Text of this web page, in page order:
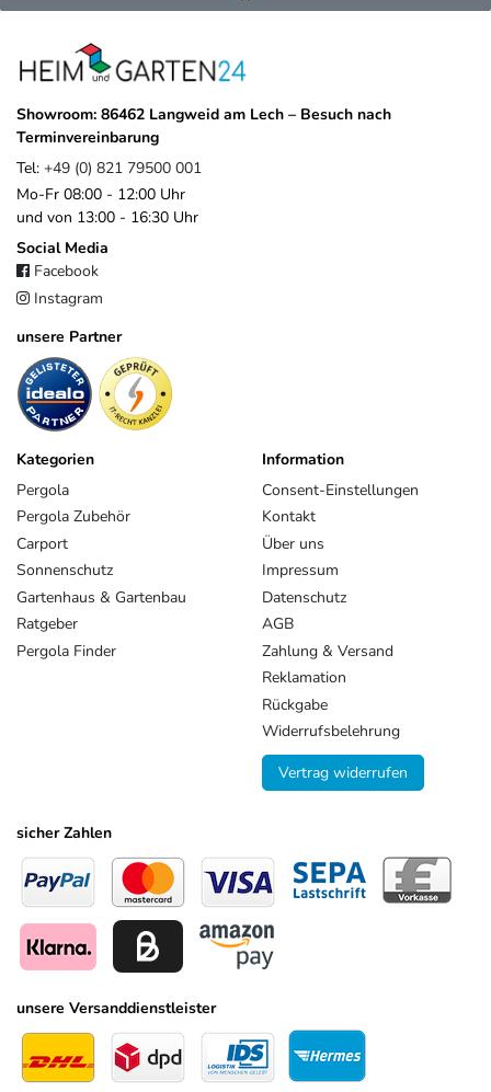
Showroom: 86462 Langweid am Lech – Besuch nach
Terminvereinbarung
Tel: +49 (0) 821 79500 001
Mo-Fr 08:00 - 12:00 Uhr
und von 13:00 - 16:30 Uhr
Social Media
Facebook
Instagram
unsere Partner
Kategorien
Pergola
Pergola Zubehör
Carport
Sonnenschutz
Gartenhaus & Gartenbau
Ratgeber
Pergola Finder
Information
Consent-Einstellungen
Kontakt
Über uns
Impressum
Datenschutz
AGB
Zahlung & Versand
Reklamation
Rückgabe
Widerrufsbelehrung
Vertrag widerrufen
sicher Zahlen
unsere Versanddienstleister